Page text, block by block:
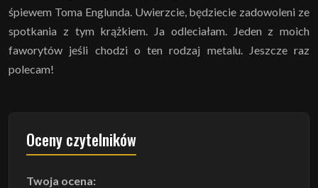
śpiewem Toma Englunda. Uwierzcie, będziecie zadowoleni ze
spotkania z tym krążkiem. Ja odleciałam. Jeden z moich
faworytów jeśli chodzi o ten rodzaj metalu. Jeszcze raz
polecam!
Oceny czytelników
Twoja ocena: